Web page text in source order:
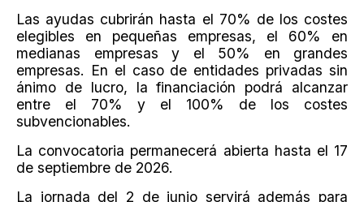
Las ayudas cubrirán hasta el 70% de los costes
elegibles en pequeñas empresas, el 60% en
medianas empresas y el 50% en grandes
empresas. En el caso de entidades privadas sin
ánimo de lucro, la financiación podrá alcanzar
entre el 70% y el 100% de los costes
subvencionables.
La convocatoria permanecerá abierta hasta el 17
de septiembre de 2026.
La jornada del 2 de junio servirá además para